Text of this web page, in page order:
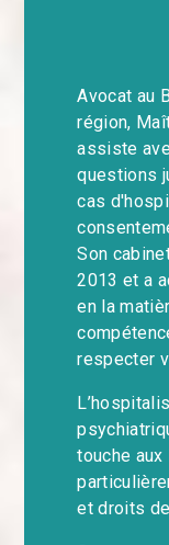
Avocat au
région,
assiste
questions
cas
Son
2013 et a
en la
respecter
touche
et droits